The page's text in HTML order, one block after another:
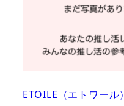
ETOILE（エトワール）